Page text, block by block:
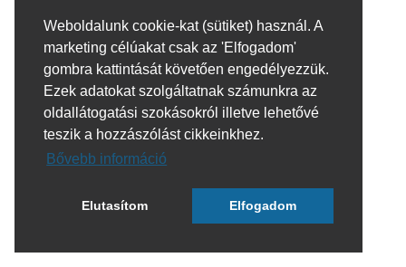
Weboldalunk cookie-kat (sütiket) használ. A
marketing célúakat csak az 'Elfogadom'
gombra kattintását követően engedélyezzük.
Ezek adatokat szolgáltatnak számunkra az
oldallátogatási szokásokról illetve lehetővé
teszik a hozzászólást cikkeinkhez.
Bővebb információ
Elutasítom Elfogadom